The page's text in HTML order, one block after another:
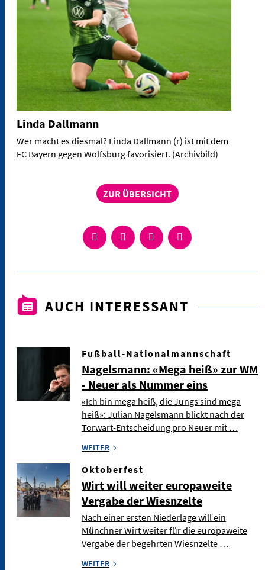
Linda Dallmann
Wer macht es diesmal? Linda Dallmann (r) ist mit dem
FC Bayern gegen Wolfsburg favorisiert. (Archivbild)
ZUR ÜBERSICHT
AUCH INTERESSANT
Fußball-Nationalmannschaft
Nagelsmann: «Mega heiß» zur WM
- Neuer als Nummer eins
«Ich bin mega heiß, die Jungs sind mega
heiß»: Julian Nagelsmann blickt nach der
Torwart-Entscheidung pro Neuer mit …
WEITER
Oktoberfest
Wirt will weiter europaweite
Vergabe der Wiesnzelte
Nach einer ersten Niederlage will ein
Münchner Wirt weiter für die europaweite
Vergabe der begehrten Wiesnzelte …
WEITER